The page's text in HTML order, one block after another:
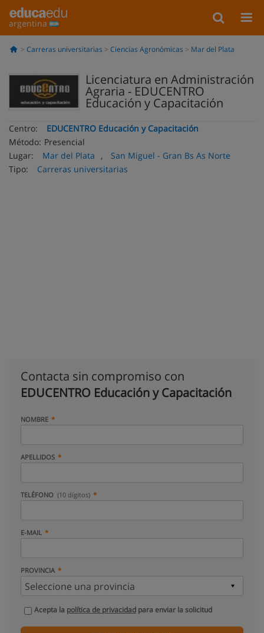
argentina
Carreras universitarias Ciencias Agronómicas Mar del Plata
Licenciatura en Administración
Agraria - EDUCENTRO
Educación y Capacitación
Centro:
EDUCENTRO Educación y Capacitación
Método: Presencial
Lugar:
Mar del Plata ,
San Miguel - Gran Bs As Norte
Tipo:
Carreras universitarias
Contacta sin compromiso con
EDUCENTRO Educación y Capacitación
NOMBRE
APELLIDOS
TELÉFONO (10 dígitos)
E-MAIL
PROVINCIA
Acepta la política de privacidad para enviar la solicitud